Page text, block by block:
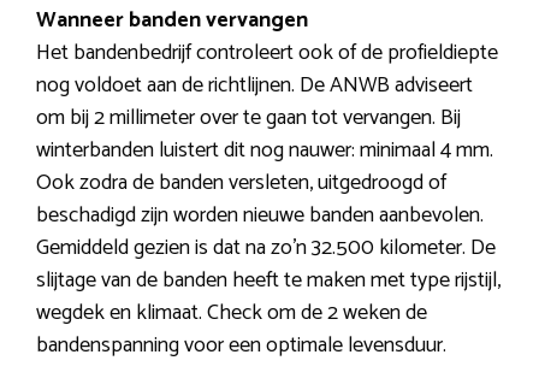
Wanneer banden vervangen
Het bandenbedrijf controleert ook of de profieldiepte
nog voldoet aan de richtlijnen. De ANWB adviseert
om bij 2 millimeter over te gaan tot vervangen. Bij
winterbanden luistert dit nog nauwer: minimaal 4 mm.
Ook zodra de banden versleten, uitgedroogd of
beschadigd zijn worden nieuwe banden aanbevolen.
Gemiddeld gezien is dat na zo’n 32.500 kilometer. De
slijtage van de banden heeft te maken met type rijstijl,
wegdek en klimaat. Check om de 2 weken de
bandenspanning voor een optimale levensduur.